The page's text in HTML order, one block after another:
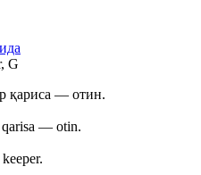
G
қариса — отин.
qarisa — otin.